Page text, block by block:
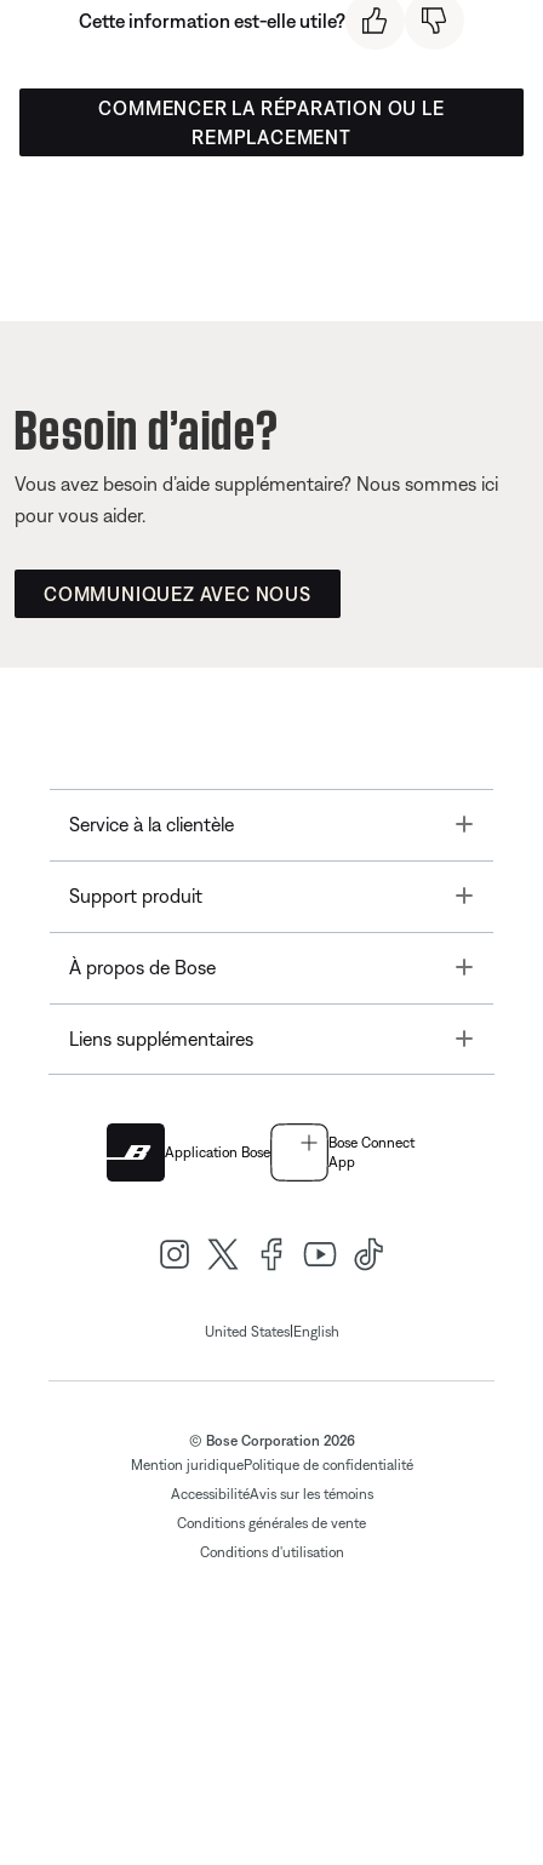
Cette information est-elle utile?
COMMENCER LA RÉPARATION OU LE
REMPLACEMENT
Besoin d’aide?
Vous avez besoin d’aide supplémentaire? Nous sommes ici
pour vous aider.
COMMUNIQUEZ AVEC NOUS
Service à la clientèle Toggle
Support produit Toggle
À propos de Bose Toggle
Liens supplémentaires Toggle
Application Bose
Bose Connect
App
United States| English
© Bose Corporation 2026
Mention juridiquePolitique de confidentialité
AccessibilitéAvis sur les témoins
Conditions générales de vente
Conditions d'utilisation